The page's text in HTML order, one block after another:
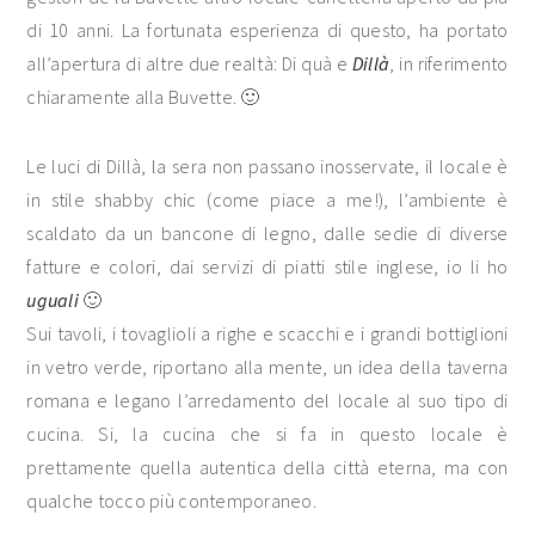
di 10 anni. La fortunata esperienza di questo, ha portato
all’apertura di altre due realtà: Di quà e Dillà, in riferimento
chiaramente alla Buvette. 🙂
Le luci di Dillà, la sera non passano inosservate, il locale è
in stile shabby chic (come piace a me!), l’ambiente è
scaldato da un bancone di legno, dalle sedie di diverse
fatture e colori, dai servizi di piatti stile inglese, io li ho
uguali 🙂
Sui tavoli, i tovaglioli a righe e scacchi e i grandi bottiglioni
in vetro verde, riportano alla mente, un idea della taverna
romana e legano l’arredamento del locale al suo tipo di
cucina. Si, la cucina che si fa in questo locale è
prettamente quella autentica della città eterna, ma con
qualche tocco più contemporaneo.